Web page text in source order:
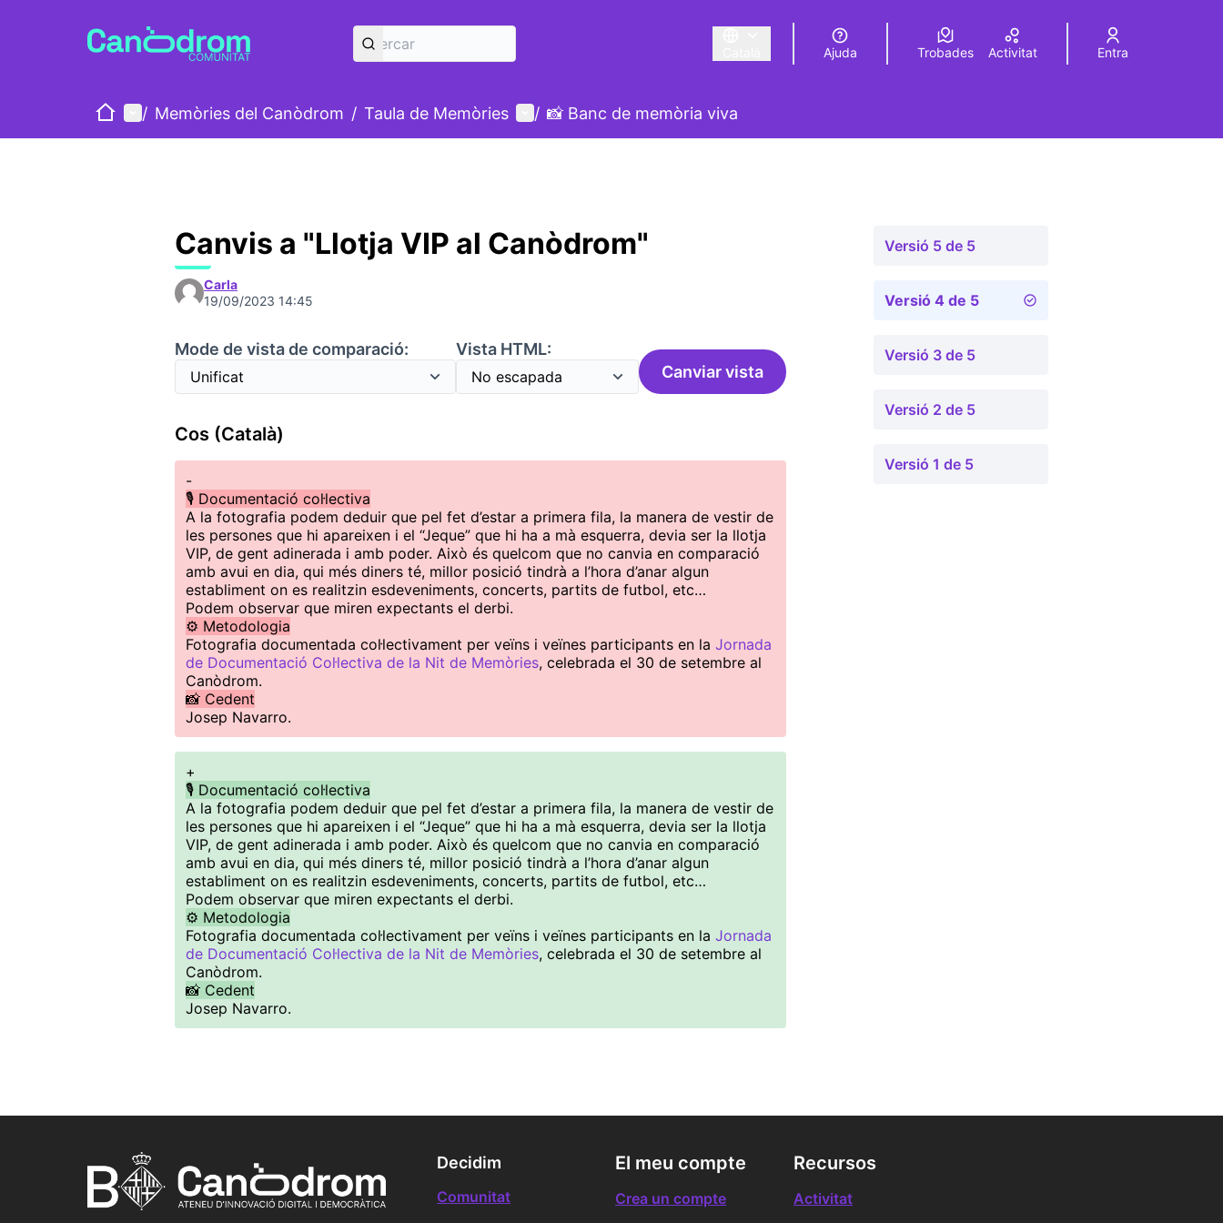
Triar la llengua Elegir el idioma Choose language
Ajuda Trobades Activitat Entra
IniciMenú principal
/ Memòries del Canòdrom / Taula de Memòries Menú d'usuari
/ 📸 Banc de memòria viva
Canvis a "Llotja VIP al Canòdrom"
Carla
19/09/2023 14:45
Mode de vista de comparació:
Vista HTML:
Canviar vista
Cos (Català)
-
🎙️ Documentació col·lectiva
A la fotografia podem deduir que pel fet d’estar a primera fila, la manera de vestir de
les persones que hi apareixen i el “Jeque” que hi ha a mà esquerra, devia ser la llotja
VIP, de gent adinerada i amb poder. Això és quelcom que no canvia en comparació
amb avui en dia, qui més diners té, millor posició tindrà a l’hora d’anar algun
establiment on es realitzin esdeveniments, concerts, partits de futbol, etc…
Podem observar que miren expectants el derbi.
⚙️ Metodologia
Fotografia documentada col·lectivament per veïns i veïnes participants en la Jornada
de Documentació Col·lectiva de la Nit de Memòries, celebrada el 30 de setembre al
Canòdrom.
📸 Cedent
Josep Navarro.
+
🎙️ Documentació col·lectiva
A la fotografia podem deduir que pel fet d’estar a primera fila, la manera de vestir de
les persones que hi apareixen i el “Jeque” que hi ha a mà esquerra, devia ser la llotja
VIP, de gent adinerada i amb poder. Això és quelcom que no canvia en comparació
amb avui en dia, qui més diners té, millor posició tindrà a l’hora d’anar algun
establiment on es realitzin esdeveniments, concerts, partits de futbol, etc…
Podem observar que miren expectants el derbi.
⚙️ Metodologia
Fotografia documentada col·lectivament per veïns i veïnes participants en la Jornada
de Documentació Col·lectiva de la Nit de Memòries, celebrada el 30 de setembre al
Canòdrom.
📸 Cedent
Josep Navarro.
Versió 5 de 5
Versió 4 de 5
Versió 3 de 5
Versió 2 de 5
Versió 1 de 5
Decidim
Comunitat
El meu compte
Crea un compte
Recursos
Activitat